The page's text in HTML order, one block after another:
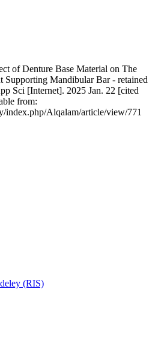
of Denture Base Material on The
Supporting Mandibular Bar - retained
Sci [Internet]. 2025 Jan. 22 [cited
from:
index.php/Alqalam/article/view/771
(RIS)